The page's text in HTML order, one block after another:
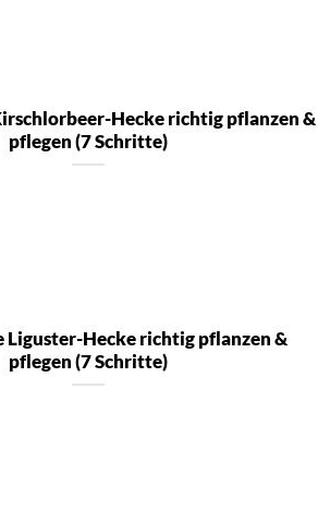
Hecke richtig pflanzen &
pflegen (7 Schritte)
Hecke richtig pflanzen &
pflegen (7 Schritte)